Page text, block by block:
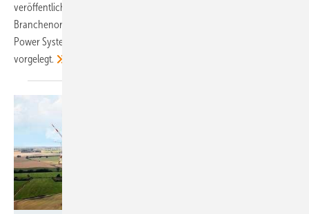
veröffentlichten Gesamtzahlen und wurde nun von den drei
Branchenorganisationen Bundesverband WindEnergie (BWE), VDMA
Power Systems und Offshore-Wind-Industrie-Allianz (OWIA)
vorgelegt.